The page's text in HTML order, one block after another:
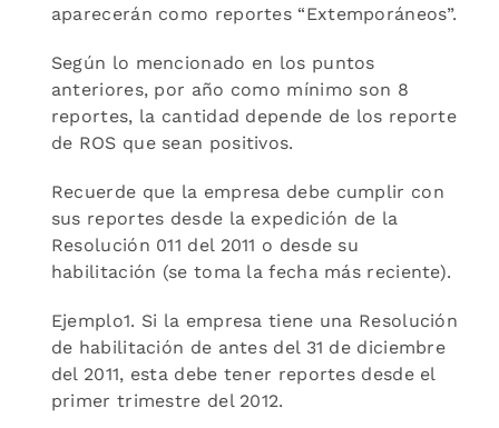
aparecerán como reportes “Extemporáneos”.
Según lo mencionado en los puntos
anteriores, por año como mínimo son 8
reportes, la cantidad depende de los reporte
de ROS que sean positivos.
Recuerde que la empresa debe cumplir con
sus reportes desde la expedición de la
Resolución 011 del 2011 o desde su
habilitación (se toma la fecha más reciente).
Ejemplo1. Si la empresa tiene una Resolución
de habilitación de antes del 31 de diciembre
del 2011, esta debe tener reportes desde el
primer trimestre del 2012.